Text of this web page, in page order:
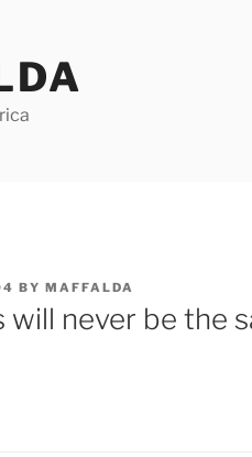
BY MAFFALDA
will never be the